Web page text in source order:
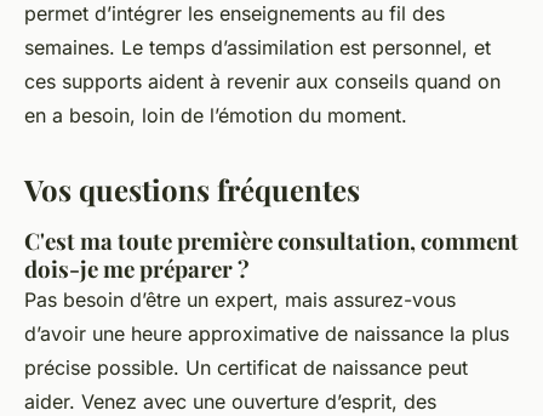
permet d’intégrer les enseignements au fil des
semaines. Le temps d’assimilation est personnel, et
ces supports aident à revenir aux conseils quand on
en a besoin, loin de l’émotion du moment.
Vos questions fréquentes
C'est ma toute première consultation, comment
dois-je me préparer ?
Pas besoin d’être un expert, mais assurez-vous
d’avoir une heure approximative de naissance la plus
précise possible. Un certificat de naissance peut
aider. Venez avec une ouverture d’esprit, des